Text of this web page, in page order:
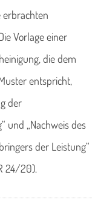
erbrachten
Vorlage einer
die dem
entspricht,
der
und „Nachweis des
der Leistung“
24/20).